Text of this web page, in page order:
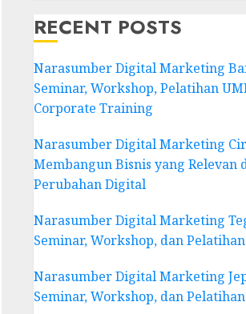
RECENT POSTS
Narasumber Digital Marketing
Seminar, Workshop, Pelatihan
Corporate Training
Narasumber Digital Marketing
Membangun Bisnis yang Relevan
Perubahan Digital
Narasumber Digital Marketing
Seminar, Workshop, dan
Narasumber Digital Marketing
Seminar, Workshop, dan